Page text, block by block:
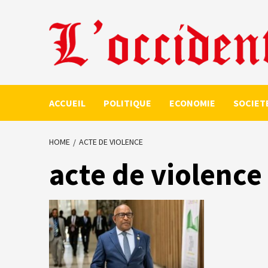
ACCUEIL POLITIQUE ECONOMIE
HOME ACTE DE VIOLENCE
acte de violence